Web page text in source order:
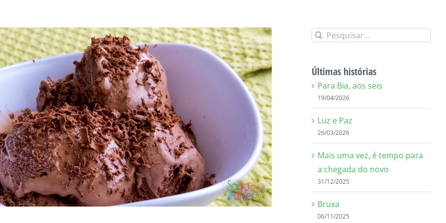
Buscar
Últimas histórias
Para Bia, aos seis
19/04/2026
Luz e Paz
26/03/2026
Mais uma vez, é tempo para
a chegada do novo
31/12/2025
Bruxa
06/11/2025